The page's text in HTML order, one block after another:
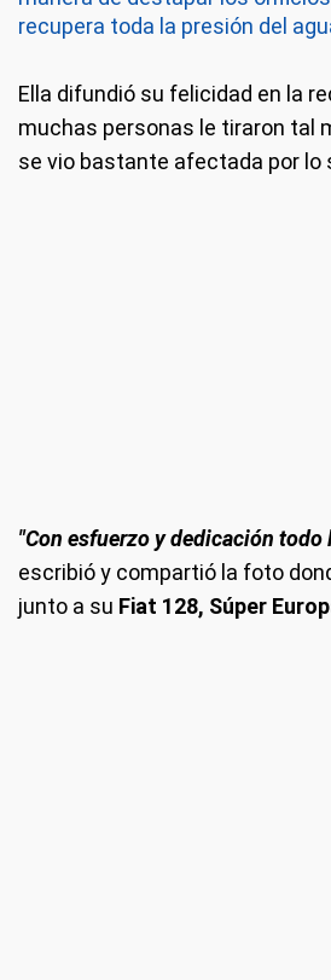
recupera toda la presión del
Ella difundió su felicidad en la
muchas personas le tiraron tal
se vio bastante afectada por lo
"Con esfuerzo y dedicación todo
escribió y compartió la foto
junto a su Fiat 128, Súper